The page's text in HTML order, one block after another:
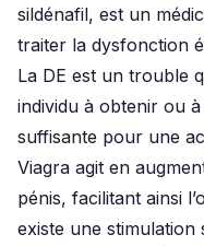
sildénafil, est un
traiter la dysfonction
La DE est un trouble
individu à obtenir ou
suffisante pour une
Viagra agit en
pénis, facilitant ainsi
existe une stimulation